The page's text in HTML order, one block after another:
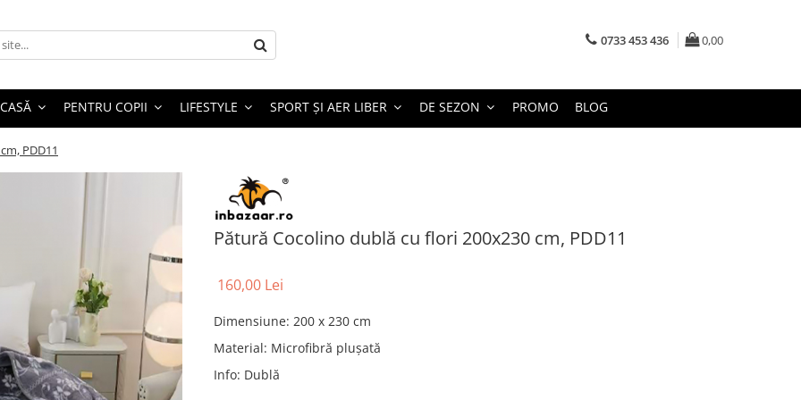
0733 453 436 0,00
PENTRU COPII LIFESTYLE SPORT ȘI AER LIBER DE SEZON PROMO BLOG
PDD11
Pătură Cocolino dublă cu flori 200x230 cm, PDD11
160,00 Lei
Dimensiune: 200 x 230 cm
Material: Microfibră plușată
Info: Dublă